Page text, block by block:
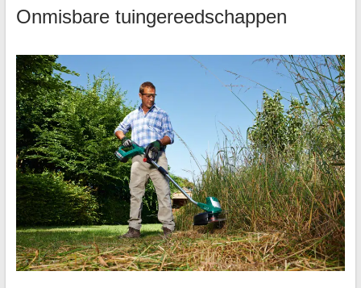
Onmisbare tuingereedschappen